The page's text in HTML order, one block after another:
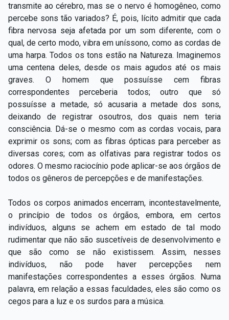
transmite ao cérebro, mas se o nervo é homogêneo, como
percebe sons tão variados? É, pois, lícito admitir que cada
fibra nervosa seja afetada por um som diferente, com o
qual, de certo modo, vibra em uníssono, como as cordas de
uma harpa. Todos os tons estão na Natureza. Imaginemos
uma centena deles, desde os mais agudos até os mais
graves. O homem que possuísse cem fibras
correspondentes perceberia todos; outro que só
possuísse a metade, só acusaria a metade dos sons,
deixando de registrar osoutros, dos quais nem teria
consciência. Dá-se o mesmo com as cordas vocais, para
exprimir os sons; com as fibras ópticas para perceber as
diversas cores; com as olfativas para registrar todos os
odores. O mesmo raciocínio pode aplicar-se aos órgãos de
todos os gêneros de percepções e de manifestações.
Todos os corpos animados encerram, incontestavelmente,
o princípio de todos os órgãos, embora, em certos
indivíduos, alguns se achem em estado de tal modo
rudimentar que não são suscetíveis de desenvolvimento e
que são como se não existissem. Assim, nesses
indivíduos, não pode haver percepções nem
manifestações correspondentes a esses órgãos. Numa
palavra, em relação a essas faculdades, eles são como os
cegos para a luz e os surdos para a música.